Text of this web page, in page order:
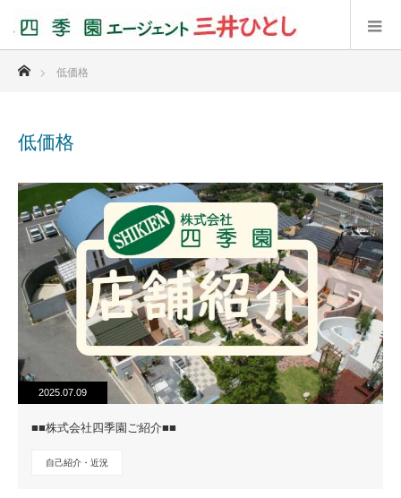
ホーム
低価格
低価格
2025.07.09
■■株式会社四季園ご紹介■■
自己紹介・近況